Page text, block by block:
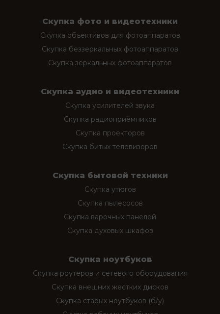
Скупка фото и видеотехники
Скупка объективов для фотоаппаратов
Скупка беззеркальных фотоаппаратов
Скупка зеркальных фотоаппаратов
Скупка аудио и видеотехники
Скупка усилителей звука
Скупка радиоприёмников
Скупка проекторов
Скупка битых телевизоров
Скупка бытовой техники
Скупка утюгов
Скупка пылесосов
Скупка варочных панелей
Скупка духовых шкафов
Скупка ноутбуков
Скупка роутеров и сетевого оборудования
Скупка внешних жестких дисков
Скупка старых ноутбуков (б/у)